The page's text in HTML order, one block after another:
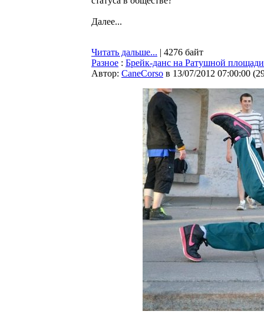
Далее...
Читать дальше... | 4276 байт
Разное : Брейк-данс на Ратушной
Автор: CaneCorso в 13/07/2012 07:00:00 (